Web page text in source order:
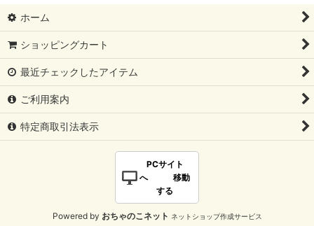
ホーム
ショッピングカート
最近チェックしたアイテム
ご利用案内
特定商取引法表示
PCサイト
へ 移動
する
Powered by おちゃのこネット ネットショップ作成サービス